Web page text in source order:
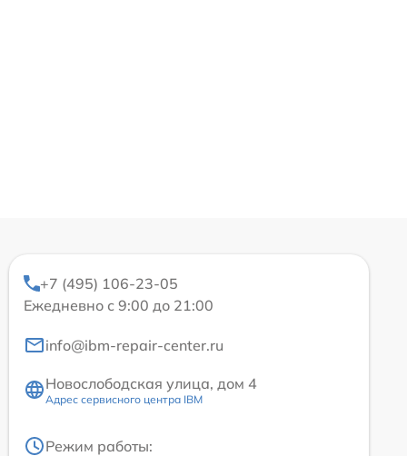
+7 (495) 106-23-05
Ежедневно с 9:00 до 21:00
info@ibm-repair-center.ru
Новослободская улица, дом 4
Адрес сервисного центра IBM
Режим работы: